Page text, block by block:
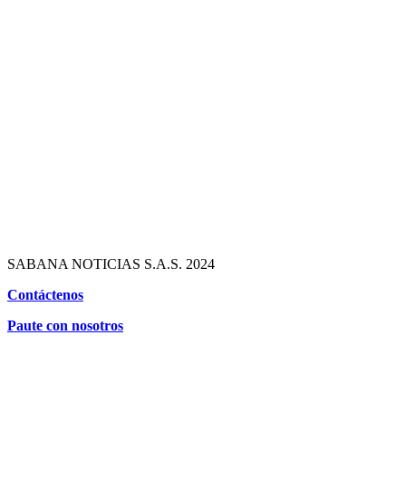
SABANA NOTICIAS S.A.S. 2024
Contáctenos
Paute con nosotros